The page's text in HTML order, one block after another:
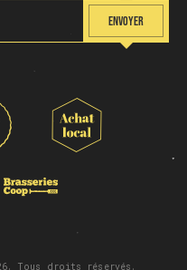
ENVOYER
Tous droits réservés.